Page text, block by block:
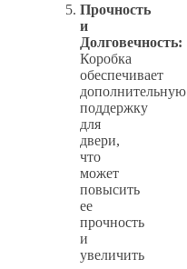
Прочность
и
Долговечность:
Коробка
обеспечивает
дополнительную
поддержку
для
двери,
что
может
повысить
ее
прочность
и
увеличить